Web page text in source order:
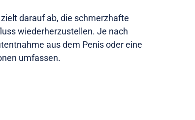
darauf ab, die schmerzhafte
wiederherzustellen. Je nach
aus dem Penis oder eine
umfassen.